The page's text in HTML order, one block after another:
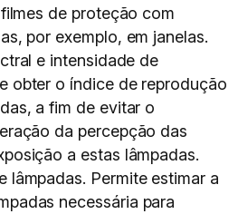
de proteção com
por exemplo, em janelas.
e intensidade de
obter o índice de reprodução
a fim de evitar o
da percepção das
a estas lâmpadas.
lâmpadas. Permite estimar a
necessária para